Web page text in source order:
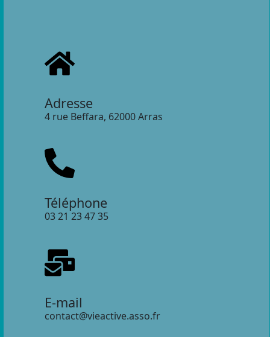
Adresse
4 rue Beffara, 62000 Arras
Téléphone
03 21 23 47 35
E-mail
contact@vieactive.asso.fr